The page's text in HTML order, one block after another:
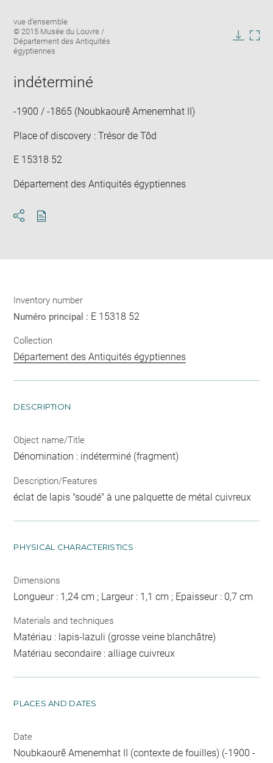
Image
caption:
vue d'ensemble
© 2015 Musée du Louvre /
Département des Antiquités
égyptiennes
indéterminé
-1900 / -1865 (Noubkaourê Amenemhat II)
Place of discovery : Trésor de Tôd
E 15318 52
Département des Antiquités égyptiennes
Inventory number
Numéro principal : E 15318 52
Collection
Département des Antiquités égyptiennes
DESCRIPTION
Object name/Title
Dénomination : indéterminé (fragment)
Description/Features
éclat de lapis "soudé" à une palquette de métal cuivreux
PHYSICAL CHARACTERISTICS
Dimensions
Longueur : 1,24 cm ; Largeur : 1,1 cm ; Epaisseur : 0,7 cm
Materials and techniques
Matériau : lapis-lazuli (grosse veine blanchâtre)
Matériau secondaire : alliage cuivreux
PLACES AND DATES
Date
Noubkaourê Amenemhat II (contexte de fouilles) (-1900 -